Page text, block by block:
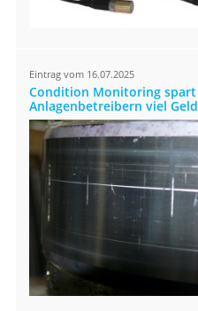
Eintrag vom 16.07.2025
Condition Monitoring spart
Anlagenbetreibern viel Geld